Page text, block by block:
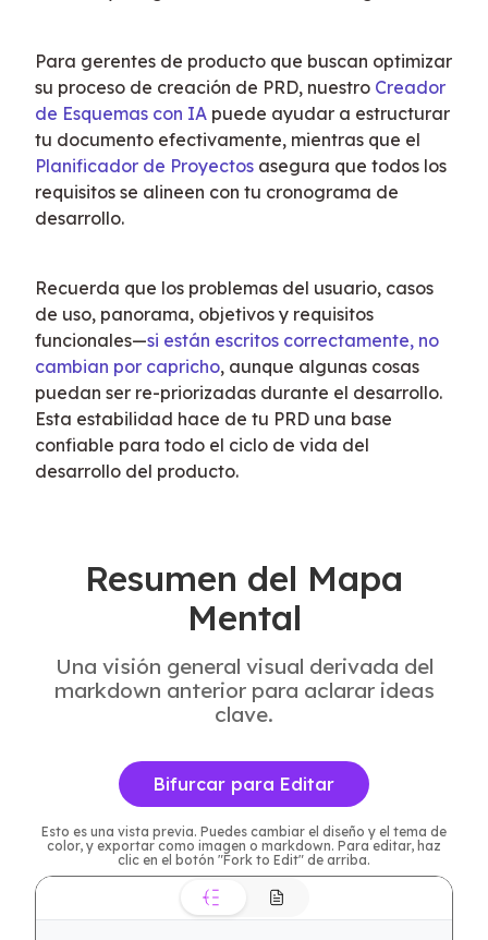
Para gerentes de producto que buscan optimizar
su proceso de creación de PRD, nuestro Creador
de Esquemas con IA puede ayudar a estructurar
Planificador de Proyectos asegura que todos los
requisitos se alineen con tu cronograma de
desarrollo.
Recuerda que los problemas del usuario, casos
de uso, panorama, objetivos y requisitos
funcionales—si están escritos correctamente, no
cambian por capricho, aunque algunas cosas
puedan ser re-priorizadas durante el desarrollo.
Esta estabilidad hace de tu PRD una base
confiable para todo el ciclo de vida del
desarrollo del producto.
Resumen del Mapa
Mental
Una visión general visual derivada del
markdown anterior para aclarar ideas
clave.
Bifurcar para Editar
Esto es una vista previa. Puedes cambiar el diseño y el tema de
color, y exportar como imagen o markdown. Para editar, haz
clic en el botón "Fork to Edit" de arriba.